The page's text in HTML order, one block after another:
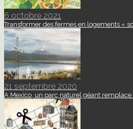
6 octobre 2021
Transformer des fermes en logements «
21 septembre 2020
A Mexico, un parc naturel géant